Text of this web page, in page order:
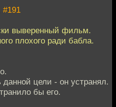
#191
выверенный фильм.
плохого ради бабла.
цели - он устранял.
бы его.